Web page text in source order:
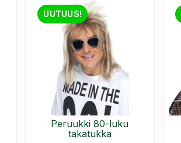
UUTUUS!
Peruukki 80-luku
takatukka